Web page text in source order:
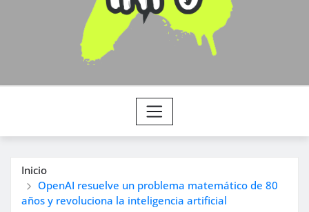
Inicio
OpenAI resuelve un problema matemático de 80
años y revoluciona la inteligencia artificial